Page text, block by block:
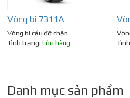
Vòng bi 7311A
Vòng bi cầu đỡ chặn
Tình trạng: Còn hàng
Danh mục sản phẩm